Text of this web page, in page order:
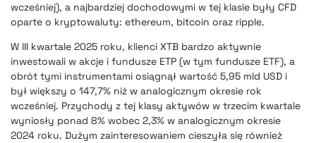
wcześniej), a najbardziej dochodowymi w tej klasie były CFD
oparte o kryptowaluty: ethereum, bitcoin oraz ripple.
W III kwartale 2025 roku, klienci XTB bardzo aktywnie
inwestowali w akcje i fundusze ETP (w tym fundusze ETF), a
obrót tymi instrumentami osiągnął wartość 5,95 mld USD i
był większy o 147,7% niż w analogicznym okresie rok
wcześniej. Przychody z tej klasy aktywów w trzecim kwartale
wyniosły ponad 8% wobec 2,3% w analogicznym okresie
2024 roku. Dużym zainteresowaniem cieszyła się również